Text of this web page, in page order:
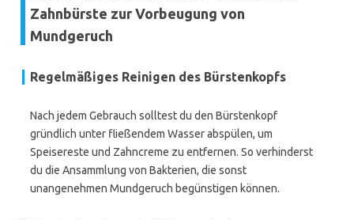
Zahnbürste zur Vorbeugung von
Mundgeruch
Regelmäßiges Reinigen des Bürstenkopfs
Nach jedem Gebrauch solltest du den Bürstenkopf
gründlich unter fließendem Wasser abspülen, um
Speisereste und Zahncreme zu entfernen. So verhinderst
du die Ansammlung von Bakterien, die sonst
unangenehmen Mundgeruch begünstigen können.